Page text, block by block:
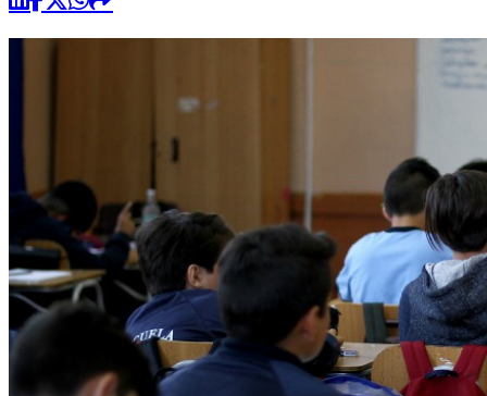
Universidad de Chile
Sustentabilidad